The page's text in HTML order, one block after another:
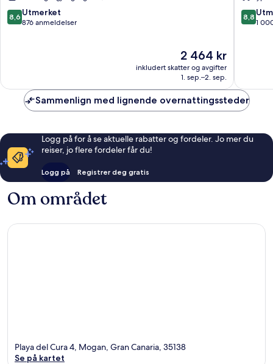
Inclusive
Mogan
8.6
av
8,6 Utmerket
876 anmeldelser
Prisen
er
2 464 kr
2 464 kr
inkludert skatter og avgifter
1. sep.–2. sep.
Hotel
Mogan
8.8
av
8,8
1
Sammenlign med lignende overnattingssteder
Logg på for å se aktuelle rabatter og fordeler. Jo mer du
reiser, jo flere fordeler får du!
Logg på Registrer deg gratis
Om området
Playa del Cura 4, Mogan, Gran Canaria, 35138
Se på kartet